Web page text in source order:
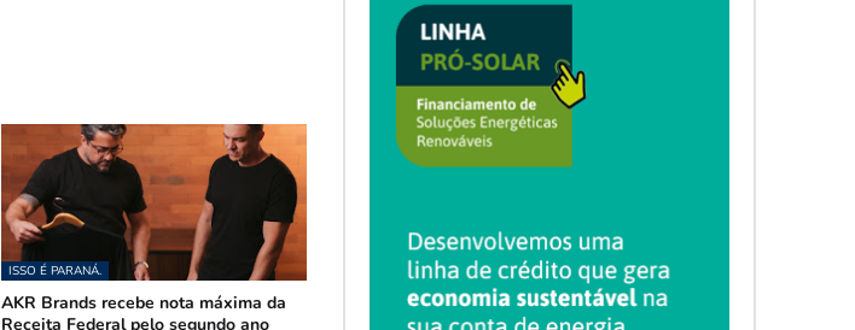
ISSO É PARANÁ.
AKR Brands recebe nota máxima da
Receita Federal pelo segundo ano